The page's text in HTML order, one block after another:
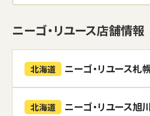
ニーゴ・リユース店舗情報
北海道 ニーゴ・リユース札
北海道 ニーゴ・リユース旭